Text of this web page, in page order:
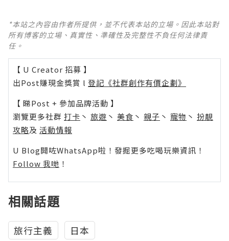
*本站之內容由作者所提供，並不代表本站的立場。因此本站對
所有博客的立場、真實性、準確性及完整性不負任何法律責
任。
【 U Creator 招募 】
出Post賺現金獎賞 l 登記《社群創作有價企劃》
【 睇Post + 參加品牌活動 】
瀏覽更多社群 打卡 丶 旅遊 丶 美食 丶 親子 丶 寵物 丶 扮靚
攻略及 活動情報
U Blog開咗WhatsApp啦！發掘更多吃喝玩樂資訊！
Follow 我哋 ！
相關話題
旅行主義 日本